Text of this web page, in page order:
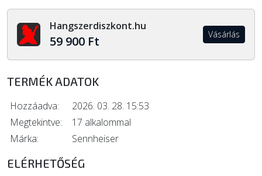
Hangszerdiszkont.hu
59 900 Ft Vásárlás
TERMÉK ADATOK
Hozzáadva:
2026. 03. 28. 15:53
Megtekintve:
17 alkalommal
Márka:
Sennheiser
ELÉRHETŐSÉG